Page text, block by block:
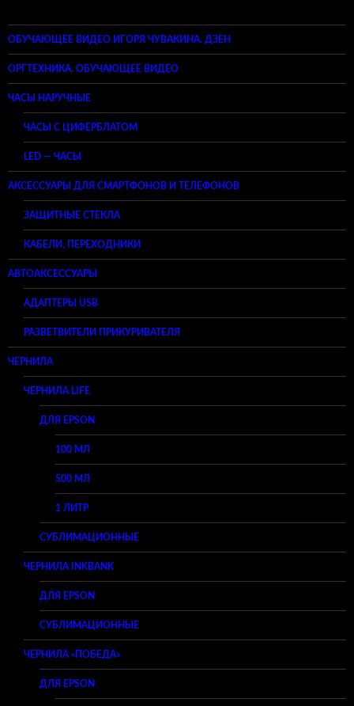
ОБУЧАЮЩЕЕ ВИДЕО ИГОРЯ ЧУВАКИНА. ДЗЕН
ОРГТЕХНИКА. ОБУЧАЮЩЕЕ ВИДЕО
ЧАСЫ НАРУЧНЫЕ
ЧАСЫ С ЦИФЕРБЛАТОМ
LED — ЧАСЫ
АКСЕССУАРЫ ДЛЯ СМАРТФОНОВ И ТЕЛЕФОНОВ
ЗАЩИТНЫЕ СТЕКЛА
КАБЕЛИ, ПЕРЕХОДНИКИ
АВТОАКСЕССУАРЫ
АДАПТЕРЫ USB
РАЗВЕТВИТЕЛИ ПРИКУРИВАТЕЛЯ
ЧЕРНИЛА
ЧЕРНИЛА LIFE
ДЛЯ EPSON
100 МЛ
500 МЛ
1 ЛИТР
СУБЛИМАЦИОННЫЕ
ЧЕРНИЛА INKBANK
ДЛЯ EPSON
СУБЛИМАЦИОННЫЕ
ЧЕРНИЛА «ПОБЕДА»
ДЛЯ EPSON